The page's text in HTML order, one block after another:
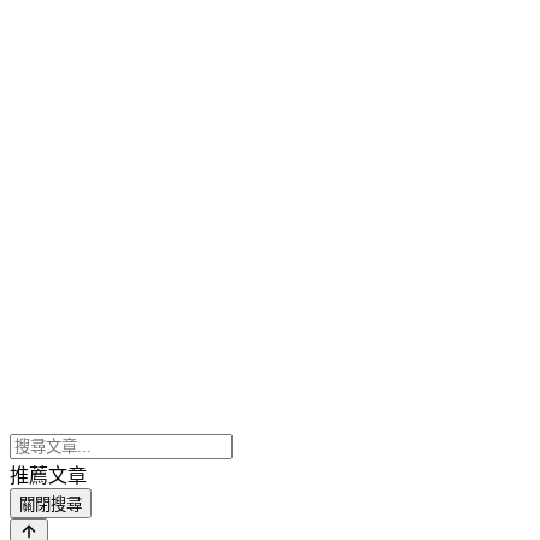
推薦文章
關閉搜尋